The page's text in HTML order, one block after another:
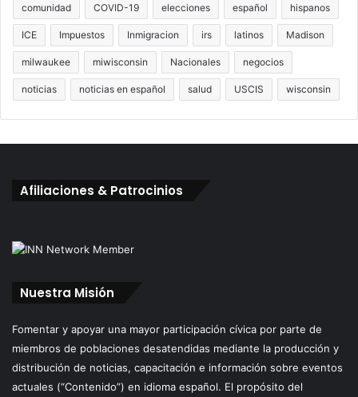
comunidad COVID-19 elecciones español hispanos
ICE Impuestos Inmigracion irs latinos Madison
milwaukee miwisconsin Nacionales negocios
noticias noticias en español salud USCIS wisconsin
Afiliaciones & Patrocinios
Nuestra Misión
Fomentar y apoyar una mayor participación cívica por parte de
miembros de poblaciones desatendidas mediante la producción y
distribución de noticias, capacitación e información sobre eventos
actuales (“Contenido”) en idioma español. El propósito del